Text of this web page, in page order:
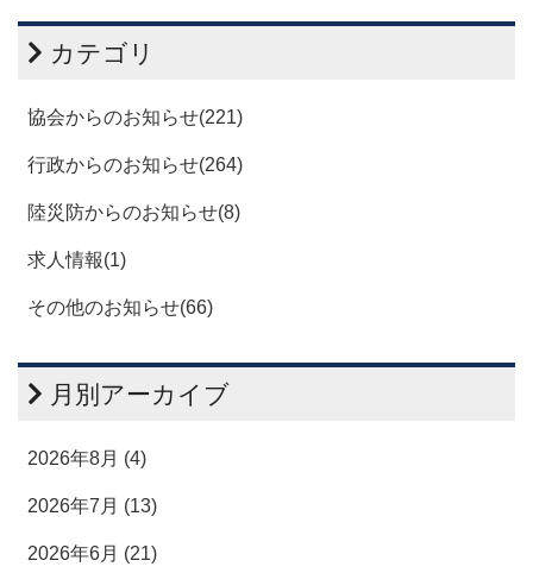
カテゴリ
協会からのお知らせ(221)
行政からのお知らせ(264)
陸災防からのお知らせ(8)
求人情報(1)
その他のお知らせ(66)
月別アーカイブ
2026年8月 (4)
2026年7月 (13)
2026年6月 (21)